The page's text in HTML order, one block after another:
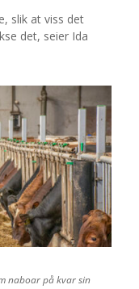
slik at viss det
det, seier Ida
naboar på kvar sin